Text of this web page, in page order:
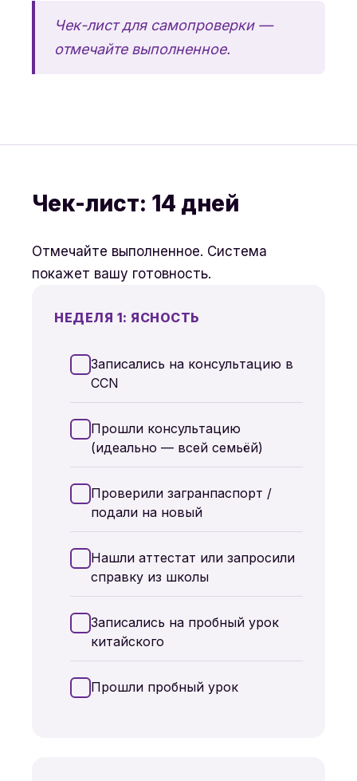
Чек-лист для самопроверки —
отмечайте выполненное.
Чек-лист: 14 дней
Отмечайте выполненное. Система
покажет вашу готовность.
НЕДЕЛЯ 1: ЯСНОСТЬ
Записались на консультацию в
CCN
Прошли консультацию
(идеально — всей семьёй)
Проверили загранпаспорт /
подали на новый
Нашли аттестат или запросили
справку из школы
Записались на пробный урок
китайского
Прошли пробный урок